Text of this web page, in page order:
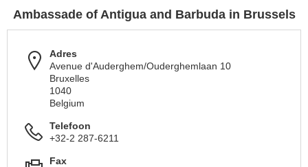
Ambassade of Antigua and Barbuda in Brussels
Adres
Avenue d'Auderghem/Ouderghemlaan 10
Bruxelles
1040
Belgium
Telefoon
+32-2 287-6211
Fax